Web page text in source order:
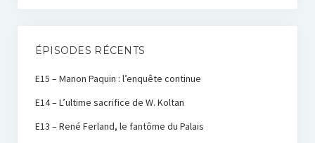
ÉPISODES RÉCENTS
E15 – Manon Paquin : l’enquête continue
E14 – L’ultime sacrifice de W. Koltan
E13 – René Ferland, le fantôme du Palais